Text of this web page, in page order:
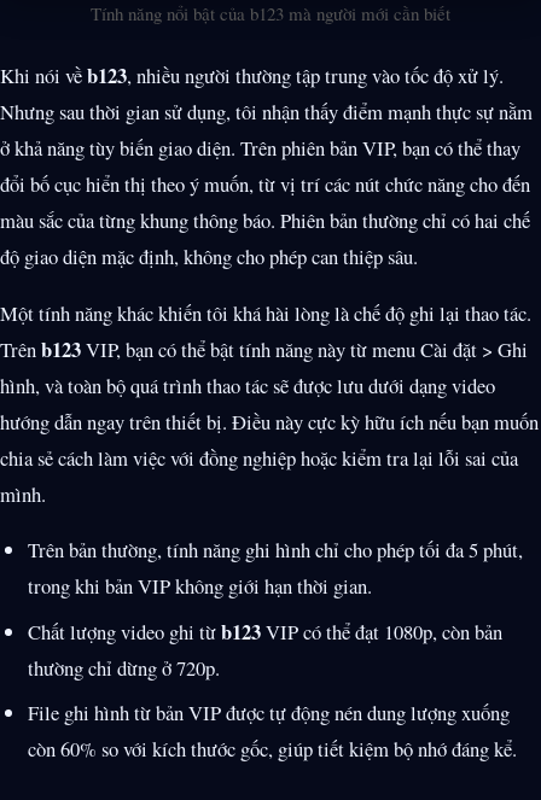
Tính năng nổi bật của b123 mà người mới cần biết
Khi nói vềb123, nhiều người thường tập trung vào tốc độ xử lý.
Nhưng sau thời gian sử dụng, tôi nhận thấy điểm mạnh thực sự nằm
ở khả năng tùy biến giao diện. Trên phiên bản VIP, bạn có thể thay
đổi bố cục hiển thị theo ý muốn, từ vị trí các nút chức năng cho đến
màu sắc của từng khung thông báo. Phiên bản thường chỉ có hai chế
độ giao diện mặc định, không cho phép can thiệp sâu.
Một tính năng khác khiến tôi khá hài lòng là chế độ ghi lại thao tác.
Trênb123VIP, bạn có thể bật tính năng này từ menu Cài đặt > Ghi
hình, và toàn bộ quá trình thao tác sẽ được lưu dưới dạng video
hướng dẫn ngay trên thiết bị. Điều này cực kỳ hữu ích nếu bạn muốn
chia sẻ cách làm việc với đồng nghiệp hoặc kiểm tra lại lỗi sai của
mình.
Trên bản thường, tính năng ghi hình chỉ cho phép tối đa 5 phút,
trong khi bản VIP không giới hạn thời gian.
Chất lượng video ghi từb123VIP có thể đạt 1080p, còn bản
thường chỉ dừng ở 720p.
File ghi hình từ bản VIP được tự động nén dung lượng xuống
còn 60% so với kích thước gốc, giúp tiết kiệm bộ nhớ đáng kể.